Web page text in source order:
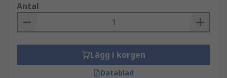
Antal
Lägg i korgen
Datablad